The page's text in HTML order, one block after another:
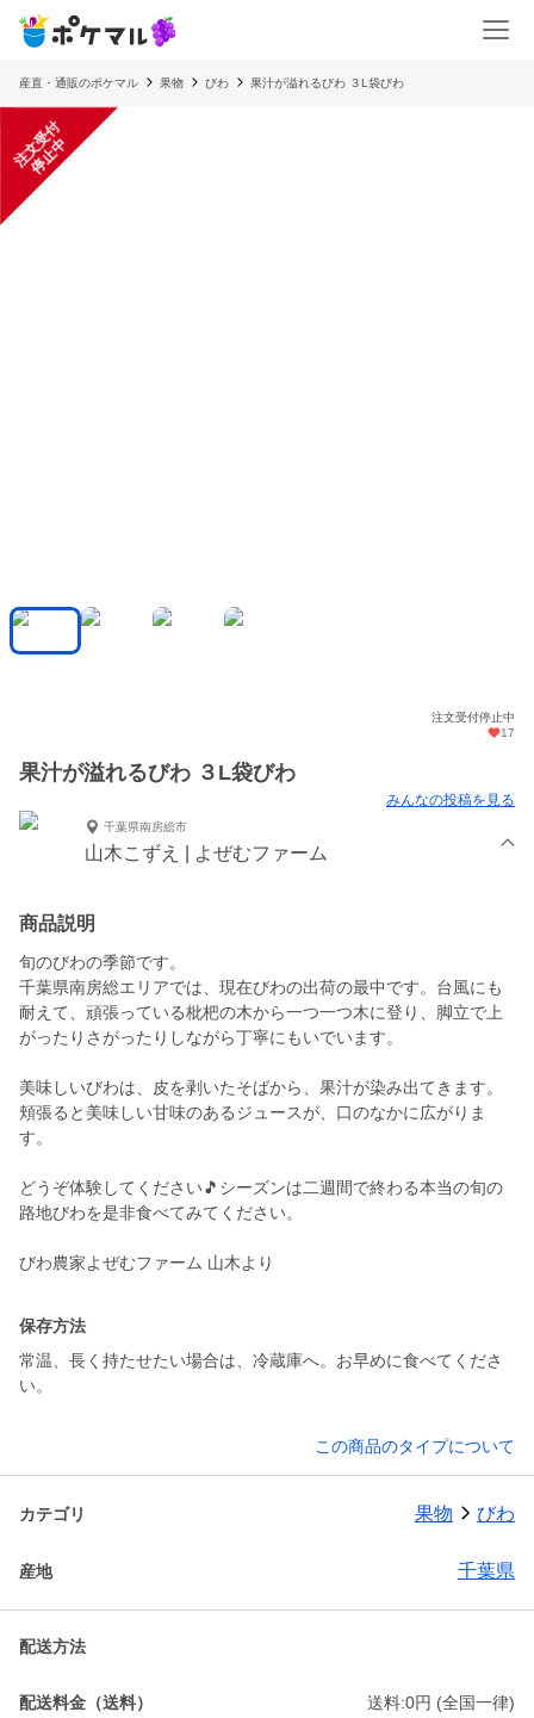
産直・通販のポケマル 果物 びわ 果汁が溢れるびわ ３L袋びわ
注
文
受
付
停
止
中
注文受付停止中
17
果汁が溢れるびわ ３L袋びわ
みんなの投稿を見る
千葉県南房総市
山木こずえ | よぜむファーム
商品説明
旬のびわの季節です。
千葉県南房総エリアでは、現在びわの出荷の最中です。台風にも
耐えて、頑張っている枇杷の木から一つ一つ木に登り、脚立で上
がったりさがったりしながら丁寧にもいでいます。
美味しいびわは、皮を剥いたそばから、果汁が染み出てきます。
頬張ると美味しい甘味のあるジュースが、口のなかに広がりま
す。
どうぞ体験してください🎵シーズンは二週間で終わる本当の旬の
路地びわを是非食べてみてください。
びわ農家よぜむファーム 山木より
保存方法
常温、長く持たせたい場合は、冷蔵庫へ。お早めに食べてくださ
い。
この商品のタイプについて
カテゴリ 果物 びわ
産地 千葉県
配送方法
配送料金（送料） 送料:0円 (全国一律)